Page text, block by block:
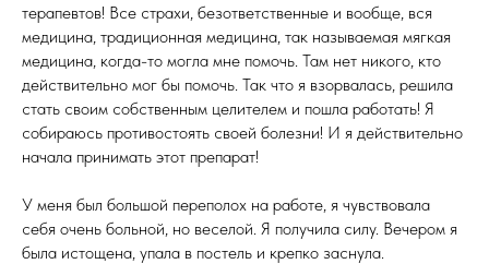
терапевтов! Все страхи, безответственные и вообще, вся
медицина, традиционная медицина, так называемая мягкая
медицина, когда-то могла мне помочь. Там нет никого, кто
действительно мог бы помочь. Так что я взорвалась, решила
стать своим собственным целителем и пошла работать! Я
собираюсь противостоять своей болезни! И я действительно
начала принимать этот препарат!
У меня был большой переполох на работе, я чувствовала
себя очень больной, но веселой. Я получила силу. Вечером я
была истощена, упала в постель и крепко заснула.